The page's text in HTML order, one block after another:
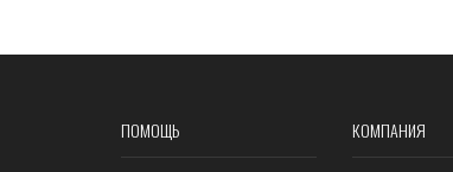
ПОМОЩЬ КОМПАНИЯ